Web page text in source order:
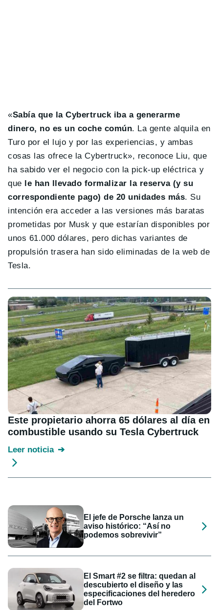
«Sabía que la Cybertruck iba a generarme
dinero, no es un coche común. La gente alquila en
Turo por el lujo y por las experiencias, y ambas
cosas las ofrece la Cybertruck», reconoce Liu, que
ha sabido ver el negocio con la pick-up eléctrica y
que le han llevado formalizar la reserva (y su
correspondiente pago) de 20 unidades más. Su
intención era acceder a las versiones más baratas
prometidas por Musk y que estarían disponibles por
unos 61.000 dólares, pero dichas variantes de
propulsión trasera han sido eliminadas de la web de
Tesla.
Este propietario ahorra 65 dólares al día en
combustible usando su Tesla Cybertruck
Leer noticia
El jefe de Porsche lanza un
aviso histórico: “Así no
podemos sobrevivir”
El Smart #2 se filtra: quedan al
descubierto el diseño y las
especificaciones del heredero
del Fortwo